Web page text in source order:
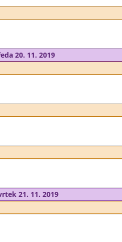
20. 11. 2019
21. 11. 2019